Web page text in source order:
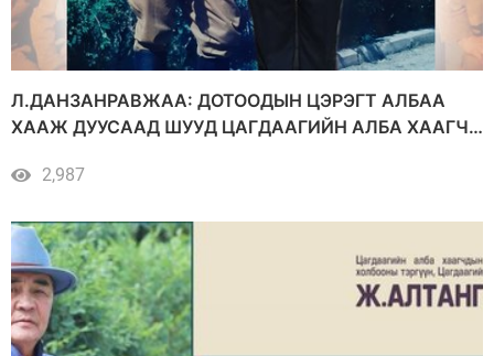
Л.ДАНЗАНРАВЖАА: ДОТООДЫН ЦЭРЭГТ АЛБАА
ХААЖ ДУУСААД ШУУД ЦАГДААГИЙН АЛБА ХААГЧ
ЦАГДАА, ЦЭРГИЙН ХҮН БОЛОХ ЮМ САН ГЭЖ
2,987